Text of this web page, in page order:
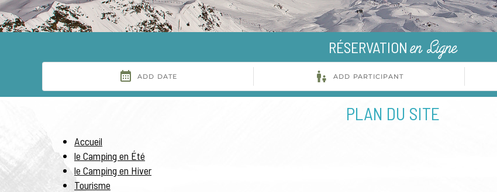
RÉSERVATIONen Ligne
PLAN DU SITE
Accueil
le Camping en Été
le Camping en Hiver
Tourisme